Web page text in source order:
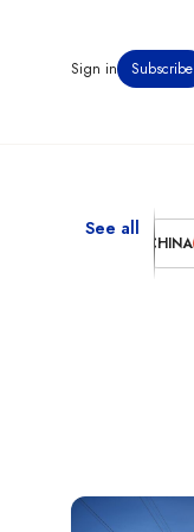
Subscribe
Sign in
CHINA
See all